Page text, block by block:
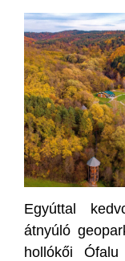
Egyúttal
átnyúló
hollókői